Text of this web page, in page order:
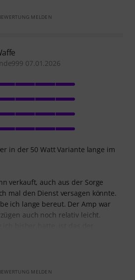
MELDEN
07.01.2026
in der 50 Watt Variante lange im
verkauft, auch aus der Sorge
mal den Dienst versagen könnte.
ich lange bereut. Der Amp war
auch noch relativ leicht.
MELDEN